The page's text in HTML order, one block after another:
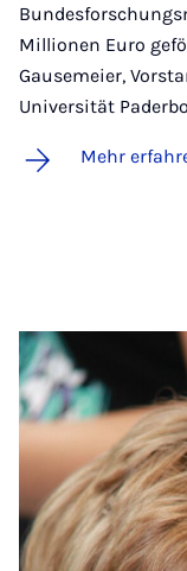
Millionen Euro
Gausemeier,
Universität
Mehr